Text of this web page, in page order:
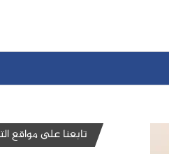
تابعنا على مواقع